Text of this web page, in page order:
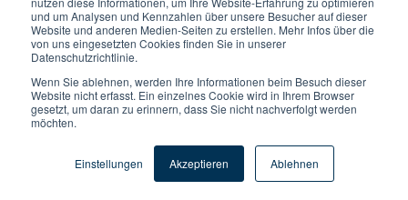
und um Analysen und Kennzahlen über unsere Besucher auf dieser
Website und anderen Medien-Seiten zu erstellen. Mehr Infos über die
von uns eingesetzten Cookies finden Sie in unserer
Datenschutzrichtlinie.
Wenn Sie ablehnen, werden Ihre Informationen beim Besuch dieser
Website nicht erfasst. Ein einzelnes Cookie wird in Ihrem Browser
gesetzt, um daran zu erinnern, dass Sie nicht nachverfolgt werden
möchten.
Einstellungen Akzeptieren Ablehnen
+49 7031 714 879 0
info@dreher-consulting.com
Termin buchen
ERP-BERATUNG